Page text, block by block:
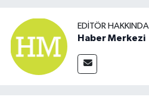
EDITÖR HAKKINDA
Haber Merkezi